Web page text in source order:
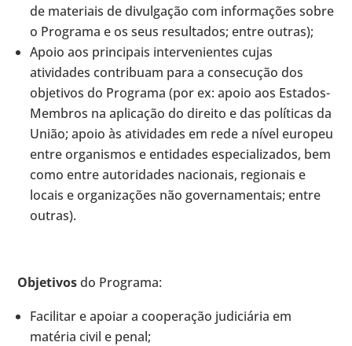
de materiais de divulgação com informações sobre
o Programa e os seus resultados; entre outras);
Apoio aos principais intervenientes cujas
atividades contribuam para a consecução dos
objetivos do Programa (por ex: apoio aos Estados-
Membros na aplicação do direito e das políticas da
União; apoio às atividades em rede a nível europeu
entre organismos e entidades especializados, bem
como entre autoridades nacionais, regionais e
locais e organizações não governamentais; entre
outras).
Objetivosdo Programa:
Facilitar e apoiar a cooperação judiciária em
matéria civil e penal;